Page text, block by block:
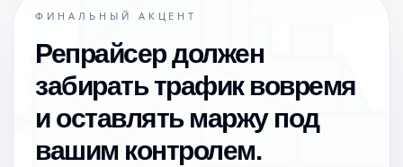
ФИНАЛЬНЫЙ АКЦЕНТ
Репрайсер должен
забирать трафик вовремя
и оставлять маржу под
вашим контролем.